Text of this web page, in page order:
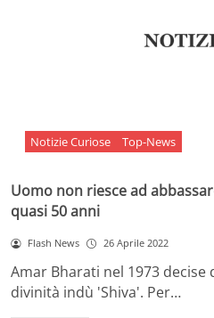
Notizie Curiose Top-News
Uomo non riesce ad
quasi 50 anni
Flash News 26 Aprile 2022
Amar Bharati nel 1973 decise
divinità indù 'Shiva'. Per…